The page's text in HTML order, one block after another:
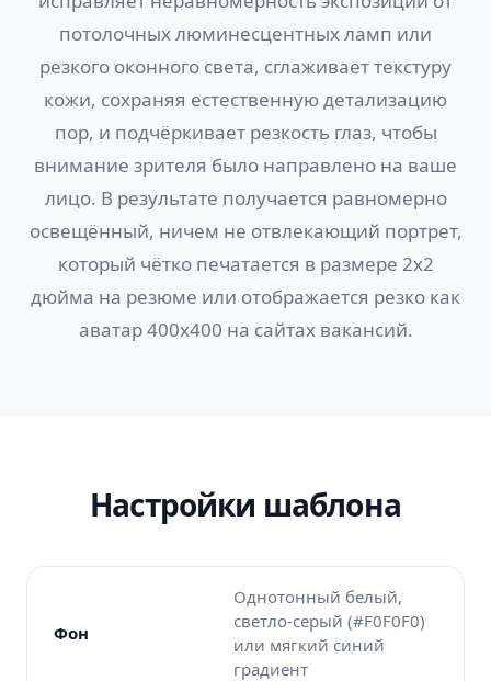
потолочных люминесцентных ламп или
резкого оконного света, сглаживает текстуру
кожи, сохраняя естественную детализацию
пор, и подчёркивает резкость глаз, чтобы
внимание зрителя было направлено на ваше
лицо. В результате получается равномерно
освещённый, ничем не отвлекающий портрет,
который чётко печатается в размере 2x2
дюйма на резюме или отображается резко как
аватар 400x400 на сайтах вакансий.
Настройки шаблона
Фон
Однотонный белый,
светло-серый (#F0F0F0)
или мягкий синий
градиент